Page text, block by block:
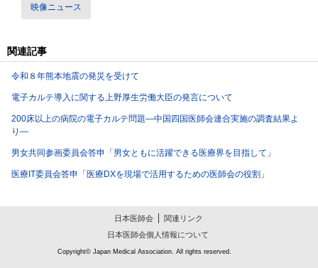
映像ニュース
関連記事
令和８年熊本地震の発災を受けて
電子カルテ導入に関する上野厚生労働大臣の発言について
200床以上の病院の電子カルテ問題―中国四国医師会連合実施の調査結果よ
り―
男女共同参画委員会答申「男女ともに活躍できる医療界を目指して」
医療IT委員会答申「医療DXを現場で活用するための医師会の役割」
日本医師会
関連リンク
日本医師会個人情報について
Copyright© Japan Medical Association. All rights reserved.